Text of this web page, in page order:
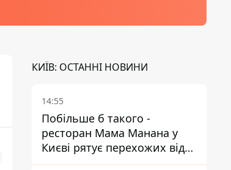
КИЇВ: ОСТАННІ НОВИНИ
14:55
Побільше б такого -
ресторан Мама Манана у
Києві рятує перехожих від
спеки